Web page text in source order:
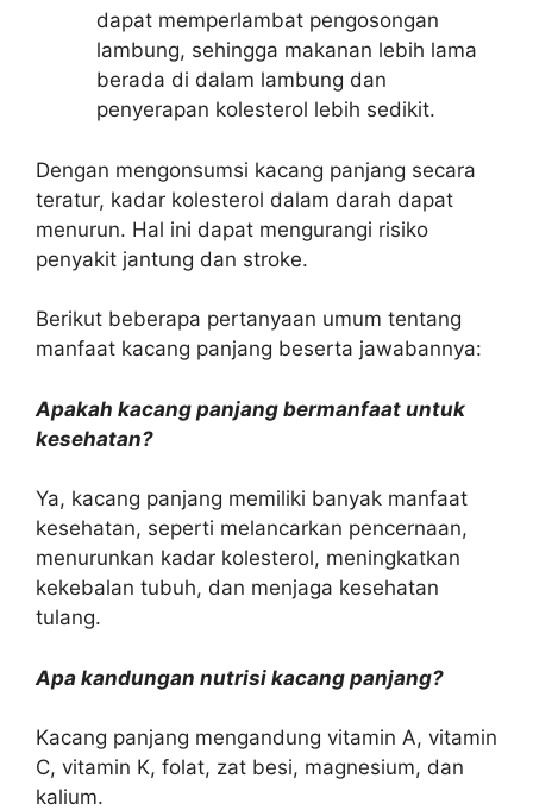
dapat memperlambat pengosongan
lambung, sehingga makanan lebih lama
berada di dalam lambung dan
penyerapan kolesterol lebih sedikit.
Dengan mengonsumsi kacang panjang secara
teratur, kadar kolesterol dalam darah dapat
menurun. Hal ini dapat mengurangi risiko
penyakit jantung dan stroke.
Berikut beberapa pertanyaan umum tentang
manfaat kacang panjang beserta jawabannya:
Apakah kacang panjang bermanfaat untuk
kesehatan?
Ya, kacang panjang memiliki banyak manfaat
kesehatan, seperti melancarkan pencernaan,
menurunkan kadar kolesterol, meningkatkan
kekebalan tubuh, dan menjaga kesehatan
tulang.
Apa kandungan nutrisi kacang panjang?
Kacang panjang mengandung vitamin A, vitamin
C, vitamin K, folat, zat besi, magnesium, dan
kalium.